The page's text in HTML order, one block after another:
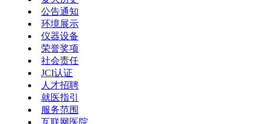
公告通知
环境展示
仪器设备
荣誉奖项
社会责任
JCI认证
人才招聘
就医指引
服务范围
互联网医院